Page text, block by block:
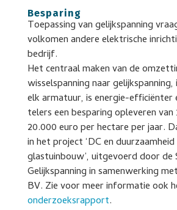
Besparing
Toepassing van gelijkspanning
volkomen andere elektrische
bedrijf.
Het centraal maken van de
wisselspanning naar
elk armatuur, is energie-efficiënter
telers een besparing opleveren
20.000 euro per hectare per jaar.
in het project ‘DC en duurzaamheid
glastuinbouw’, uitgevoerd door de
Gelijkspanning in samenwerking
BV. Zie voor meer informatie ook
onderzoeksrapport.